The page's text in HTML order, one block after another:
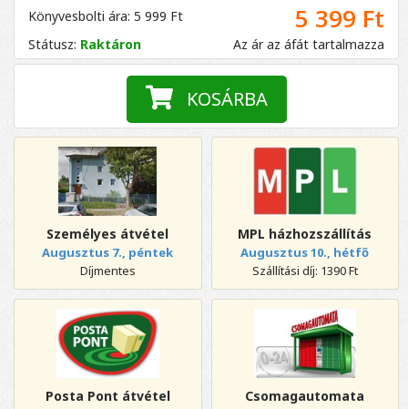
Könyvesbolti ára: 5 999 Ft
Státusz: Raktáron
5 399 Ft
Az ár az áfát tartalmazza
KOSÁRBA
Személyes átvétel
Augusztus 7., péntek
Díjmentes
MPL házhozszállítás
Augusztus 10., hétfő
Szállítási díj: 1390 Ft
Posta Pont átvétel Csomagautomata